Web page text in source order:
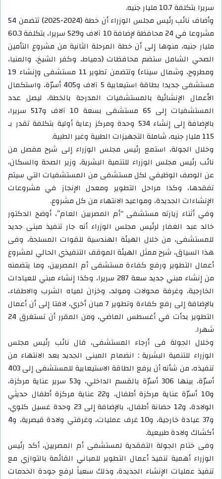
سريرا بتكلفة 10.7 مليار جنيه.
وأضاف نائب رئيس مجلس الوزراء أن خطة (2024-2025) تتضمن 54
مشروعا في 24 محافظة لإضافة 10 آلاف و529 سريرا، بتكلفة 60.3
مليار جنيه، منوها إلى أن خطة المرحلة الثانية من مشروع التأمين
الصحي الشامل ستضم محافظات (دمياط، وكفر الشيخ، والمنيا،
ومطروح، وشمال سيناء) وتتضمن تطوير 11 مستشفى وإنشاء 19
مستشفى جديدا بطاقة استيعابية 5 آلاف و405 أسرّة، واستكمال
الأعمال الإنشائية بالمستشفيات المدرجة بالخطة، ليصل عدد
المستشفيات إلى 65 مستشفى بسعة 10 آلاف و517 سريرا،
بالإضافة إلى إنشاء 534 وحدة ومركز رعاية أولية بتكلفة تقدر بـ
115 مليار جنيه، شاملة التجهيزات الطبية وغير الطبية.
وخلال الجولة، استمع رئيس مجلس الوزراء إلى شرح مفصل من
نائب رئيس مجلس الوزراء للتنمية البشرية، وزير الصحة والسكان،
عن الوصف الوظيفي لكل مستشفى من المستشفيات التي سيتم
تفقدها، وكذا مراحل التطوير ومعدل الإنجاز في مشروعات
الإنشاءات الجديدة، ومواعيد الانتهاء من كل مشروع.
وفي أثناء زيارته مستشفى “أم المصريين العام”، أوضح الدكتور
خالد عبد الغفار لرئيس مجلس الوزراء أنه جار تنفيذ مبنى جديد
للمستشفى، من خلال الهيئة الهندسية للقوات المسلحة، وفى
هذا السياق، شرح ممثل الهيئة الموقف التنفيذي الحالي لمشروع
أعمال التطوير ورفع كفاءة مستشفى أم المصريين، وما يتضمنه
من إنشاء مبني جديد سعة 287 سريرا، وكذا إنشاء مبني للعيادات
الخارجية، وغرفة محولات ومولد، وخزان لمياه الشرب والاطفاء،
بالإضافة إلى رفع كفاءة وتطوير 7 مبان أخري، لافتا إلى أن أعمال
التطوير بدأت في أغسطس الماضي، ومن المقرر أن تستغرق 24
شهرا.
وخلال الجولة فى أرجاء المستشفى، قال نائب رئيس مجلس
الوزراء للتنمية البشرية : انضمام المبنى الجديد بعد الانتهاء من
تنفيذه، من شأنه أن يرفع الطاقة الاستيعابية للمستشفى إلى 403
أسرّة، بينها 306 أسرّة بالقسم الداخلي، و53 سرير عناية مركزة،
و10 أسرّة عناية مركزة أطفال، و22 عناية مركزة أطفال حديثي
الولادة، و12 حضانة أطفال، بالإضافة إلى 23 وحدة غسيل كلوي،
و37 عيادة خارجية، و10 غرف عمليات، وغرفتي ولادة قيصرية، و4
أكشاك ولادة طبيعية.
وفى ختام الجولة التفقدية لمستشفى أم المصريين، أكد رئيس
الوزراء أهمية تنفيذ أعمال التطوير للمباني القائمة بالتوازي مع
تنفيذ عمليات الإنشاء الجديدة، وذلك سعياً لرفع جودة الخدمات